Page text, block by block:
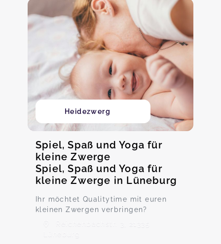
Heidezwerg
Spiel, Spaß und Yoga für
kleine Zwerge
Spiel, Spaß und Yoga für
kleine Zwerge in Lüneburg
Ihr möchtet Qualitytime mit euren
kleinen Zwergen verbringen?
Reichenbachstr. 3, 21335